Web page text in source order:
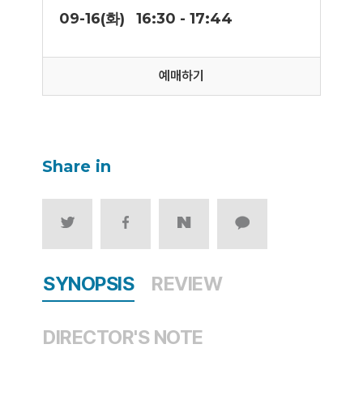
SYNOPSIS REVIEW
DIRECTOR'S NOTE
09-16(화) 16:30 - 17:44
예매하기
Share in